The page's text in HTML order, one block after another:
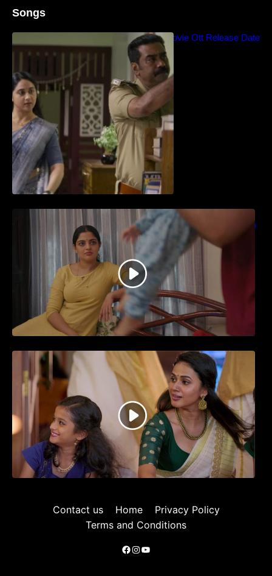
Songs
Blockbuster Thalavan Movie Ott Release Date
– Video Song Release
തിയേറ്ററിൽ വൻ വിജയമായി മുന്നേറിയ
ഗുരുവായൂർ അംബലനടയിൽ… വീഡിയോ
സോങ്ങ്..
ജനപ്രിയ നടൻ ദിലീപ് നയകമായി
എത്തുന്ന പവി കെയർ ടേക്കർ.. വീഡിയോ
സോംഗ്…
Contact us Home
Privacy Policy
Terms and Conditions
Facebook
Instagram
YouTube